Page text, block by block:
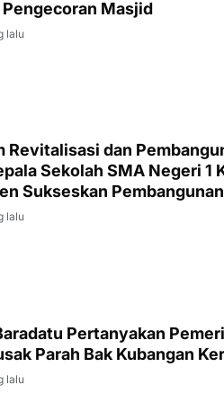
Masjid
lalu
Revitalisasi dan
Sekolah SMA Negeri 1
Sukseskan Pembangunan
lalu
Pertanyakan
Parah Bak Kubangan
lalu